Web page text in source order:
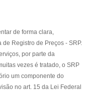
de forma clara,
Registro de Preços - SRP.
por parte da
vezes é tratado, o SRP
um componente do
no art. 15 da Lei Federal